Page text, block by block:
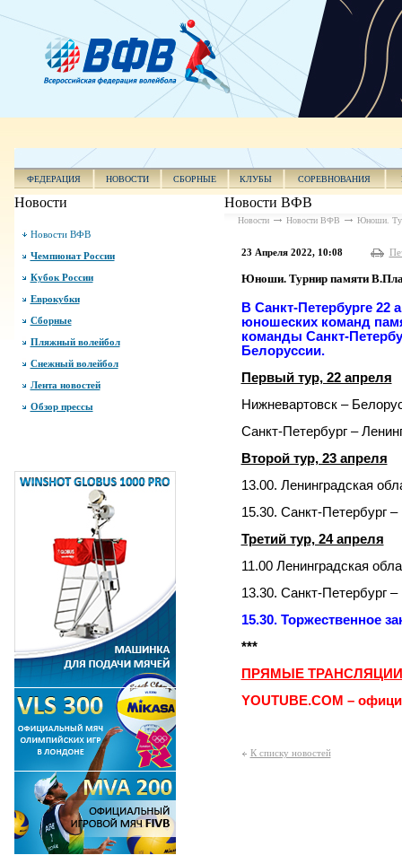
ФЕДЕРАЦИЯ НОВОСТИ СБОРНЫЕ КЛУБЫ СОРЕВНОВАНИЯ
Новости
Новости ВФВ
Чемпионат России
Кубок России
Еврокубки
Сборные
Пляжный волейбол
Снежный волейбол
Лента новостей
Обзор прессы
Новости ВФВ
Новости Новости ВФВ Юноши.
23 Апреля 2022, 10:08
Юноши. Турнир памяти
В Санкт-Петербурге 22
юношеских команд
команды Санкт-
Белоруссии.
Первый тур, 22 апреля
Нижневартовск –
Санкт-Петербург –
Второй тур, 23 апреля
13.00. Ленинградская
15.30. Санкт-Петербург
Третий тур, 24 апреля
11.00 Ленинградская
13.30. Санкт-Петербург
15.30. Торжественное
***
ПРЯМЫЕ
YOUTUBE.COM –
К списку новостей